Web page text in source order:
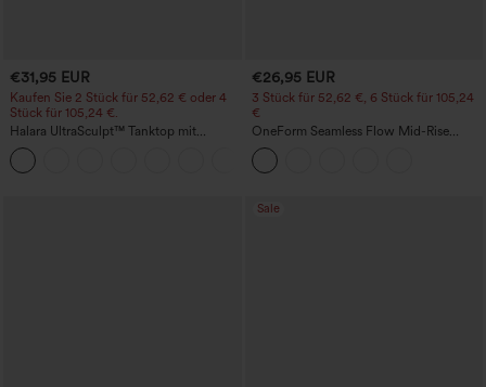
€31,95 EUR
Kaufen Sie 2 Stück für 52,62 € oder 4
Stück für 105,24 €.
Halara UltraSculpt™ Tanktop mit
Rundhalsausschnitt und
geschwungenem Saum
€26,95 EUR
3 Stück für 52,62 €, 6 Stück für 105,24
€
OneForm Seamless Flow Mid-Rise
Yoga-Leggings - mittelhoher Bund,
bauchformend und mit Po-Lifting-
Effekt
Sale